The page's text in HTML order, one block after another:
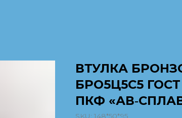
ВТУЛКА
БРО5Ц5С5
ПКФ
SKU: 148*50*95